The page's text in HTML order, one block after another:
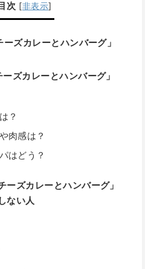
次 [非表示]
ズカレーとハンバーグ」
ズカレーとハンバーグ」
？
肉感は？
はどう？
ズカレーとハンバーグ」
ない人